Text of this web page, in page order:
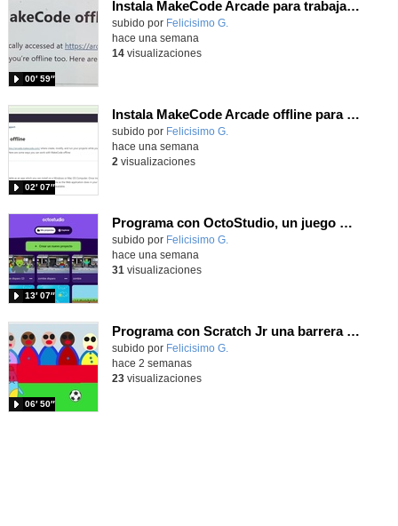
Instala MakeCode Arcade para trabajar offline en tu tablet, ordenador, Chromebook
Contenido educativo.
subido por Felicisimo G.
00′ 59″
hace una semana
14visualizaciones
Instala MakeCode Arcade offline para programar grandes juegos sin necesidad de Internet
Contenido educativo.
subido por Felicisimo G.
02′ 07″
hace una semana
2 visualizaciones
Programa con OctoStudio, un juego de disparos contra Zombies con un cargador basado en el House of the dead
Contenido educativo.
subido por Felicisimo G.
13′ 07″
hace una semana
31 visualizaciones
Programa con Scratch Jr una barrera que se desplaza para dar sensación de movimiento
Contenido educativo.
subido por Felicisimo G.
06′ 50″
hace 2 semanas
23visualizaciones